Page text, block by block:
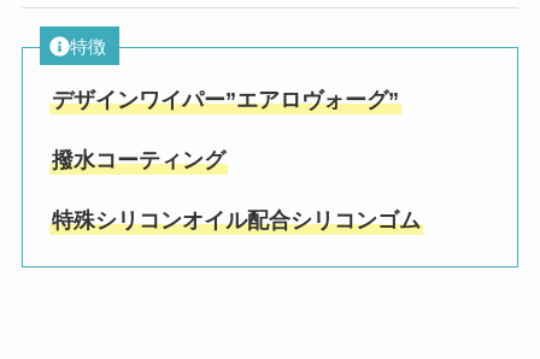
特徴
デザインワイパー”エアロヴォーグ”
撥水コーティング
特殊シリコンオイル配合シリコンゴム